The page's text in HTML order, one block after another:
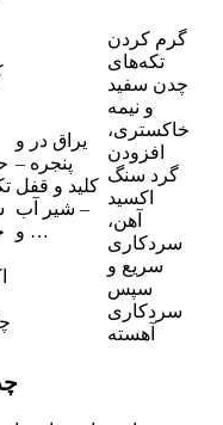
یراق در و
پنجره –
کلید و قفل
– شیر آب
و …
گرم کردن
تکه‌های
چدن سفید
و نیمه
خاکستری،
افزودن
گرد سنگ
اکسید
آهن،
سردکاری
سریع و
سپس
سردکاری
آهسته